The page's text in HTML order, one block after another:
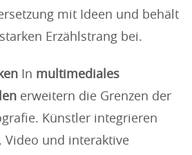
mit Ideen und behält
Erzählstrang bei.
In multimediales
erweitern die Grenzen der
Künstler integrieren
Video und interaktive